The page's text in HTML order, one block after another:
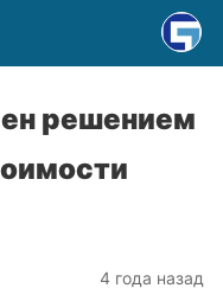
решением
4 года назад